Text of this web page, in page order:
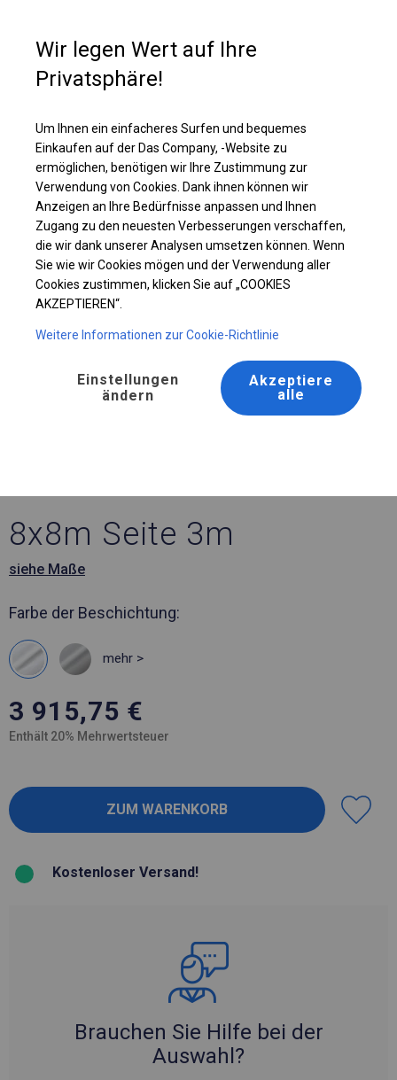
Ganzjähriges Catering-Zelt | 8x8 m
8x8m Seite 3m
siehe Maße
Farbe der Beschichtung:
mehr >
3 915,75 €
Enthält 20% Mehrwertsteuer
Kostenloser Versand!
Brauchen Sie Hilfe bei der
Auswahl?
Wir legen Wert auf Ihre
Privatsphäre!
Um Ihnen ein einfacheres Surfen und bequemes
Einkaufen auf der Das Company, -Website zu
ermöglichen, benötigen wir Ihre Zustimmung zur
Verwendung von Cookies. Dank ihnen können wir
Anzeigen an Ihre Bedürfnisse anpassen und Ihnen
Zugang zu den neuesten Verbesserungen verschaffen,
die wir dank unserer Analysen umsetzen können. Wenn
Sie wie wir Cookies mögen und der Verwendung aller
Cookies zustimmen, klicken Sie auf „COOKIES
AKZEPTIEREN“.
Weitere Informationen zur Cookie-Richtlinie
Einstellungen
ändern
Akzeptiere
alle